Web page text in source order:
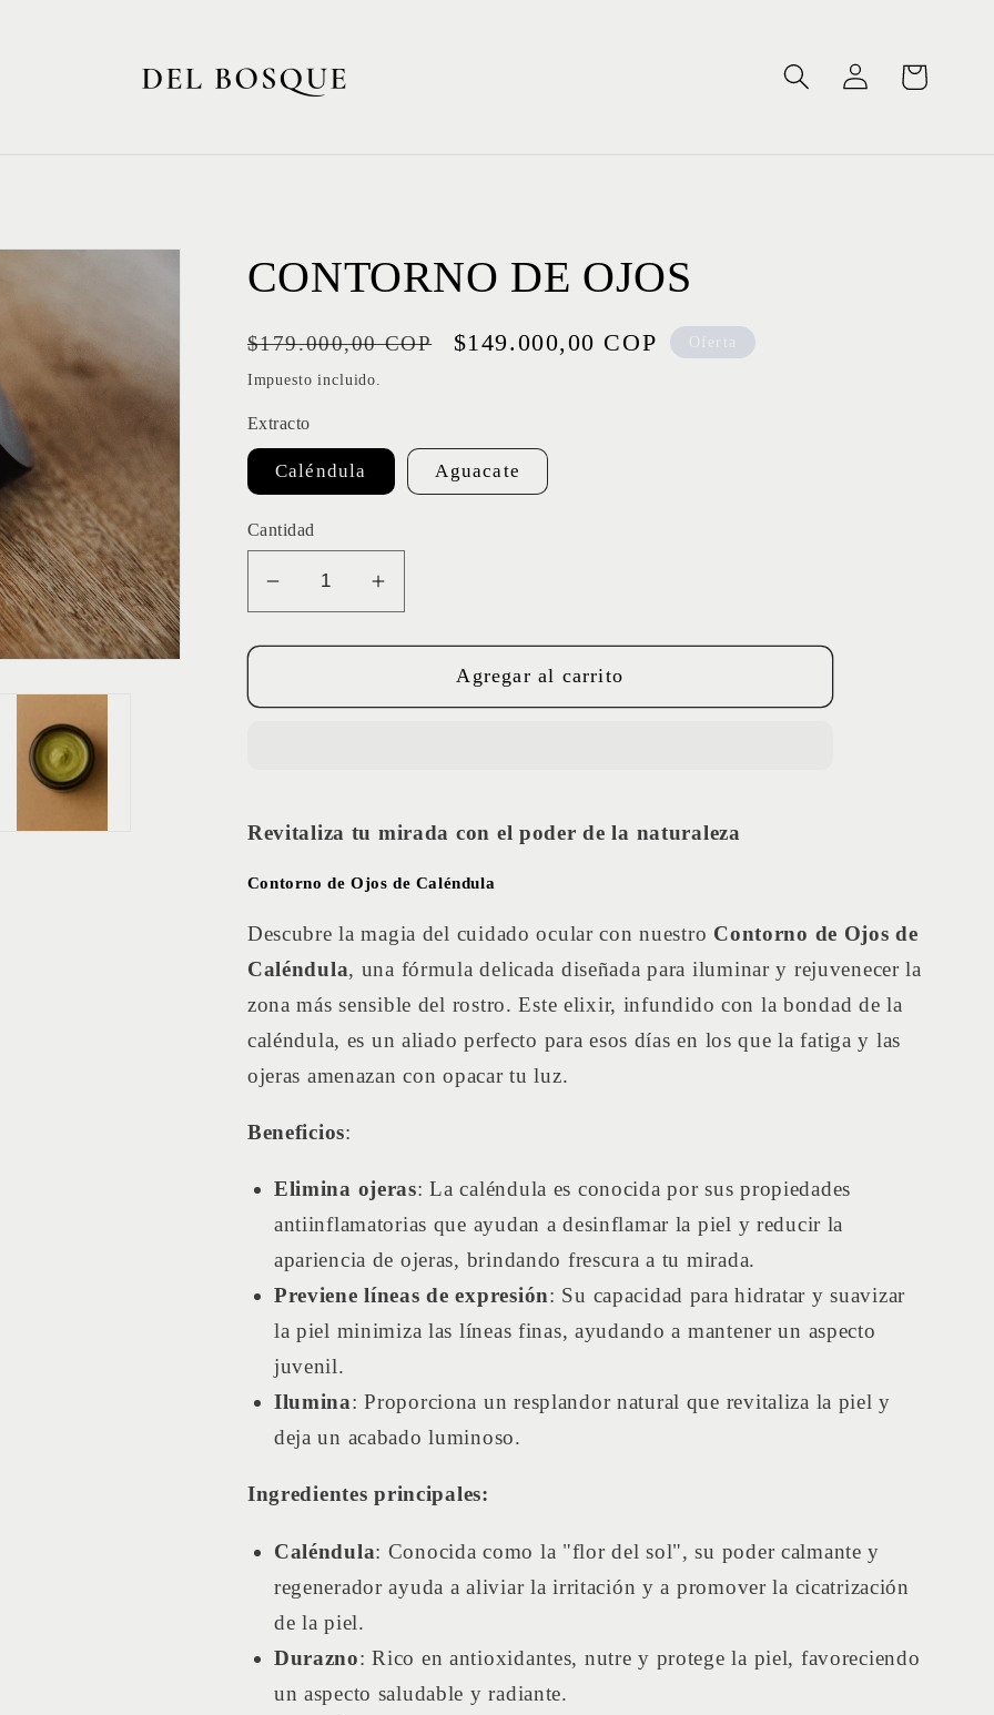
Iniciar
sesión
Carrito
CONTORNO DE OJOS
Precio
habitual
$179.000,00 COP
Precio
$149.000,00 COP Oferta
Impuesto incluido.
Extracto
Caléndula Aguacate
Cantidad
Reducir
cantidad
para
DE
Aumentar
cantidad
para
CONTORNO
DE
Agregar al carrito
Revitaliza tu mirada con el poder de la naturaleza
Contorno de Ojos de Caléndula
Descubre la magia del cuidado ocular con nuestro Contorno de Ojos de
Caléndula, una fórmula delicada diseñada para iluminar y rejuvenecer la
zona más sensible del rostro. Este elixir, infundido con la bondad de la
caléndula, es un aliado perfecto para esos días en los que la fatiga y las
ojeras amenazan con opacar tu luz.
Beneficios:
Elimina ojeras: La caléndula es conocida por sus propiedades
antiinflamatorias que ayudan a desinflamar la piel y reducir la
apariencia de ojeras, brindando frescura a tu mirada.
Previene líneas de expresión: Su capacidad para hidratar y suavizar
la piel minimiza las líneas finas, ayudando a mantener un aspecto
juvenil.
Ilumina: Proporciona un resplandor natural que revitaliza la piel y
deja un acabado luminoso.
Ingredientesprincipales:
Caléndula: Conocida como la "flor del sol", su poder calmante y
regenerador ayuda a aliviar la irritación y a promover la cicatrización
de la piel.
Durazno: Rico en antioxidantes, nutre y protege la piel, favoreciendo
un aspecto saludable y radiante.